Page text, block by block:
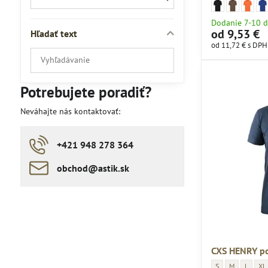
JN 71 polokošeľa -
jn-71_black
JN 71
jn-71_brown
JN 71
jn- JN
jn-
Dodanie 7-10
od 9,53 €
od 11,72 €s DPH
CXS HENRY
CXS HENRY
S CXS HENRY
M CXS
L XL
Hľadať text
Prehľadať
výsledky
fulltextom
Potrebujete poradiť?
Neváhajte nás kontaktovať:
+421 948 278 364
obchod​​@astik​​.sk